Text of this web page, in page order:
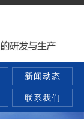
新闻动态
联系我们